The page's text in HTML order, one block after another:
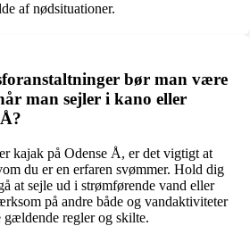
af nødsituationer.
bør man være
man sejler i kano eller
kajak på Odense Å, er det vigtigt at
du er en erfaren svømmer. Hold dig
at sejle ud i strømførende vand eller
på andre både og vandaktiviteter
gældende regler og skilte.